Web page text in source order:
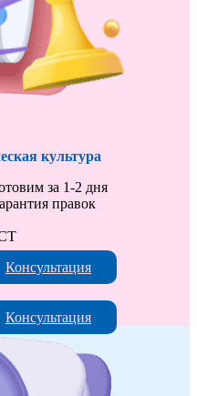
культура
за 1-2 дня
правок
Консультация
Консультация